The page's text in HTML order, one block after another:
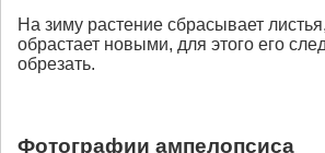
На зиму растение сбрасывает
обрастает новыми, для этого его
обрезать.
Фотографии ампелопсиса